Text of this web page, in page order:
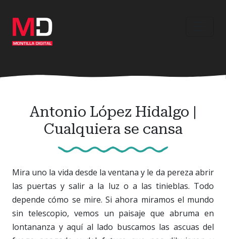
contenido
principal
Antonio López Hidalgo |
Cualquiera se cansa
Mira uno la vida desde la ventana y le da pereza abrir
las puertas y salir a la luz o a las tinieblas. Todo
depende cómo se mire. Si ahora miramos el mundo
sin telescopio, vemos un paisaje que abruma en
lontananza y aquí al lado buscamos las ascuas del